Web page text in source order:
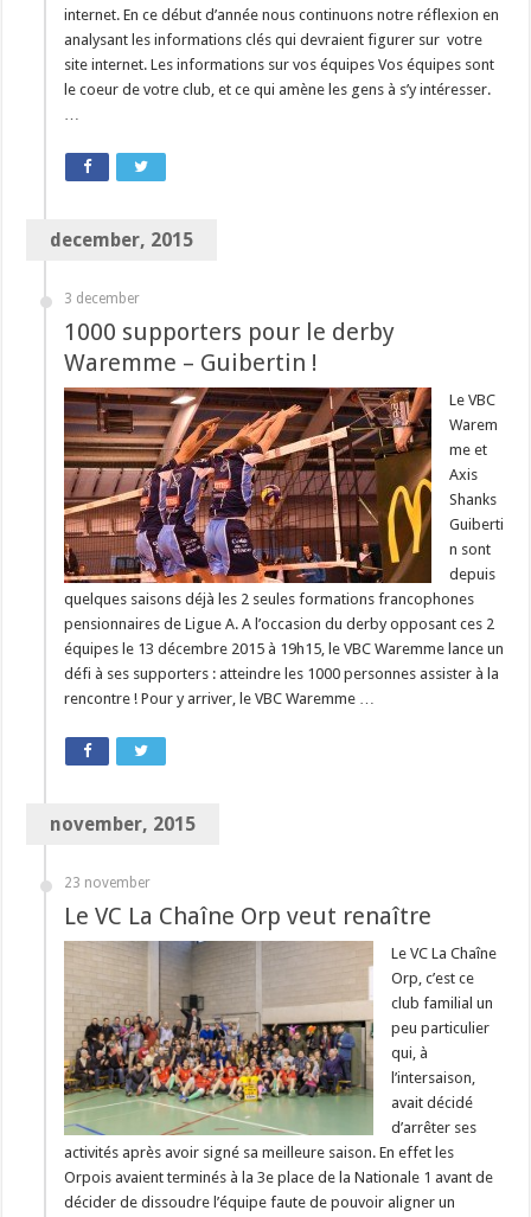
internet. En ce début d’année nous continuons notre réflexion en
analysant les informations clés qui devraient figurer sur votre
site internet. Les informations sur vos équipes Vos équipes sont
le coeur de votre club, et ce qui amène les gens à s’y intéresser.
…
december, 2015
3 december
1000 supporters pour le derby
Waremme – Guibertin !
Le VBC
Warem
me et
Axis
Shanks
Guiberti
n sont
depuis
quelques saisons déjà les 2 seules formations francophones
pensionnaires de Ligue A. A l’occasion du derby opposant ces 2
équipes le 13 décembre 2015 à 19h15, le VBC Waremme lance un
défi à ses supporters : atteindre les 1000 personnes assister à la
rencontre ! Pour y arriver, le VBC Waremme …
november, 2015
23 november
Le VC La Chaîne Orp veut renaître
Le VC La Chaîne
Orp, c’est ce
club familial un
peu particulier
qui, à
l’intersaison,
avait décidé
d’arrêter ses
activités après avoir signé sa meilleure saison. En effet les
Orpois avaient terminés à la 3e place de la Nationale 1 avant de
décider de dissoudre l’équipe faute de pouvoir aligner un